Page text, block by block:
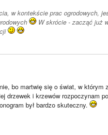
w kontekście prac ogrodowych,
W skrócie - zacząć już
bo martwię się o świat, w którym
drzewek i krzewów rozpoczynam
był bardzo skuteczny.